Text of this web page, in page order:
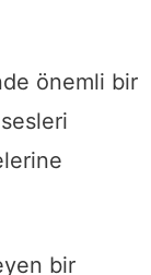
önemli bir
bir